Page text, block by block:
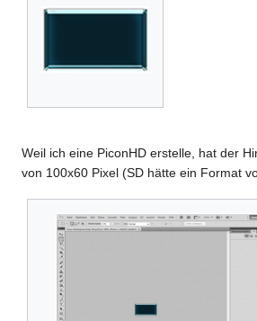
Weil ich eine PiconHD erstelle, hat der
von 100x60 Pixel (SD hätte ein Format